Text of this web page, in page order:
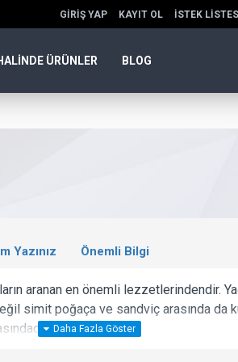
GIRIŞ YAP KAYIT OL İSTEK
ÜRÜNLER BLOG
Yazınız Önemli Bilgi
aranan en önemli lezzetlerindendir.
simit poğaça ve sandviç arasında da